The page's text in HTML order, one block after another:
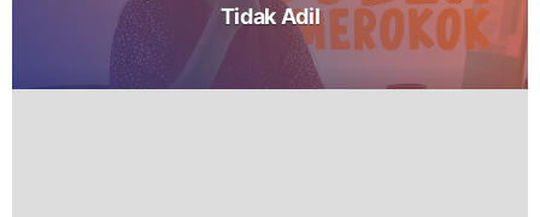
Tidak Adil